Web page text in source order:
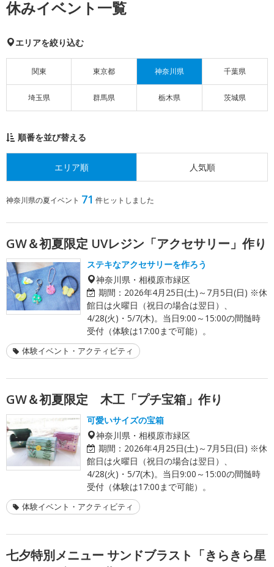
休みイベント一覧
エリアを絞り込む
関東 東京都 神奈川県 千葉県
埼玉県 群馬県 栃木県 茨城県
順番を並び替える
エリア順 人気順
神奈川県の夏イベント 71 件ヒットしました
GW＆初夏限定 UVレジン「アクセサリー」作り
ステキなアクセサリーを作ろう
神奈川県・相模原市緑区
期間： 2026年4月25日(土)～7月5日(日) ※休
館日は火曜日（祝日の場合は翌日）、
4/28(火)・5/7(木)。当日9:00～15:00の間髄時
受付（体験は17:00まで可能）。
体験イベント・アクティビティ
GW＆初夏限定 木工「プチ宝箱」作り
可愛いサイズの宝箱
神奈川県・相模原市緑区
期間： 2026年4月25日(土)～7月5日(日) ※休
館日は火曜日（祝日の場合は翌日）、
4/28(火)・5/7(木)。当日9:00～15:00の間髄時
受付（体験は17:00まで可能）。
体験イベント・アクティビティ
七夕特別メニュー サンドブラスト「きらきら星